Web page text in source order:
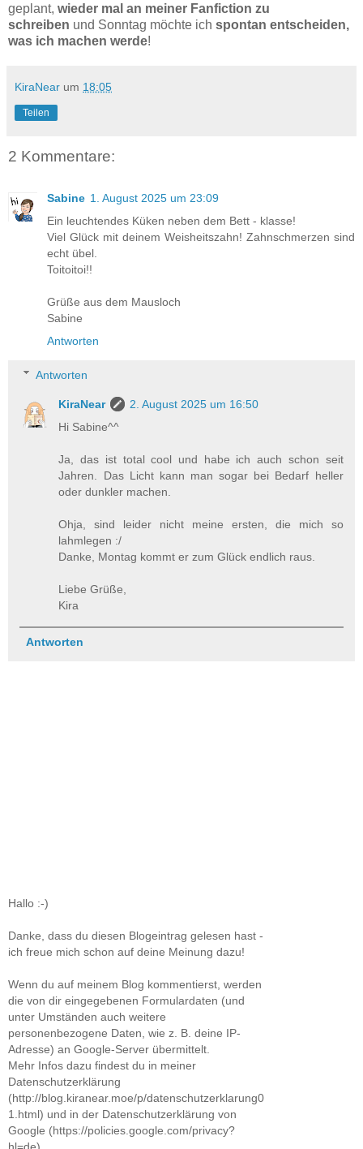
geplant, wieder mal an meiner Fanfiction zu
schreiben und Sonntag möchte ich spontan entscheiden,
was ich machen werde!
KiraNear um 18:05
Teilen
2 Kommentare:
Sabine 1. August 2025 um 23:09
Ein leuchtendes Küken neben dem Bett - klasse!
Viel Glück mit deinem Weisheitszahn! Zahnschmerzen sind
echt übel.
Toitoitoi!!
Grüße aus dem Mausloch
Sabine
Antworten
Antworten
KiraNear
2. August 2025 um 16:50
Hi Sabine^^
Ja, das ist total cool und habe ich auch schon seit
Jahren. Das Licht kann man sogar bei Bedarf heller
oder dunkler machen.
Ohja, sind leider nicht meine ersten, die mich so
lahmlegen :/
Danke, Montag kommt er zum Glück endlich raus.
Liebe Grüße,
Kira
Antworten
Hallo :-)
Danke, dass du diesen Blogeintrag gelesen hast -
ich freue mich schon auf deine Meinung dazu!
Wenn du auf meinem Blog kommentierst, werden
die von dir eingegebenen Formulardaten (und
unter Umständen auch weitere
personenbezogene Daten, wie z. B. deine IP-
Adresse) an Google-Server übermittelt.
Mehr Infos dazu findest du in meiner
Datenschutzerklärung
(http://blog.kiranear.moe/p/datenschutzerklarung0
1.html) und in der Datenschutzerklärung von
Google (https://policies.google.com/privacy?
hl=de).